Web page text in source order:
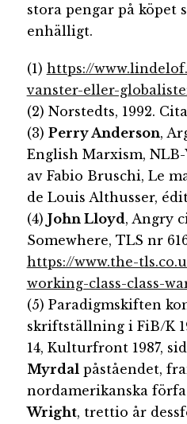
stora pengar på köpet
enhälligt.
(1) https://
vanster-eller-
(2) Norstedts, 1992.
(3) Perry Anderson,
English Marxism, NLB-
av Fabio Bruschi, Le
de Louis Althusser,
(4) John Lloyd, Angry
Somewhere, TLS nr
https://www.the-
working-class-class-
(5) Paradigmskiften
skriftställning i FiB/K
14, Kulturfront 1987,
Myrdal påståendet,
nordamerikanska
Wright, trettio år